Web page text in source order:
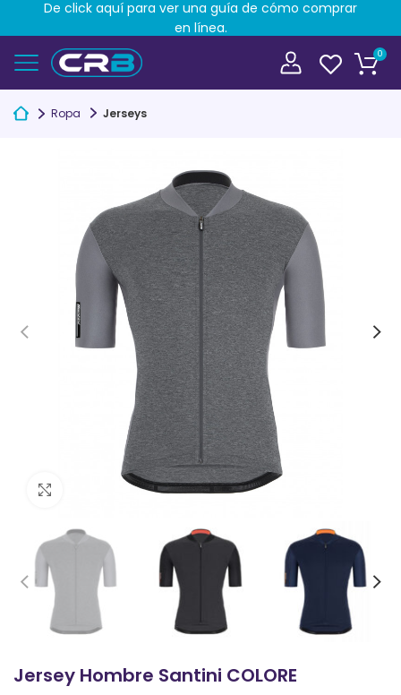
0
Ropa Jerseys
Clic para ampliar
Jersey Hombre Santini COLORE
De click aquí para ver una guía de cómo comprar
en línea.